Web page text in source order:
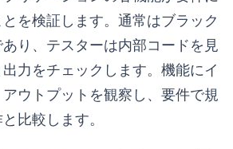
を検証します。通常はブラック
り、テスターは内部コードを見
力をチェックします。機能にイ
ウトプットを観察し、要件で規
比較します。